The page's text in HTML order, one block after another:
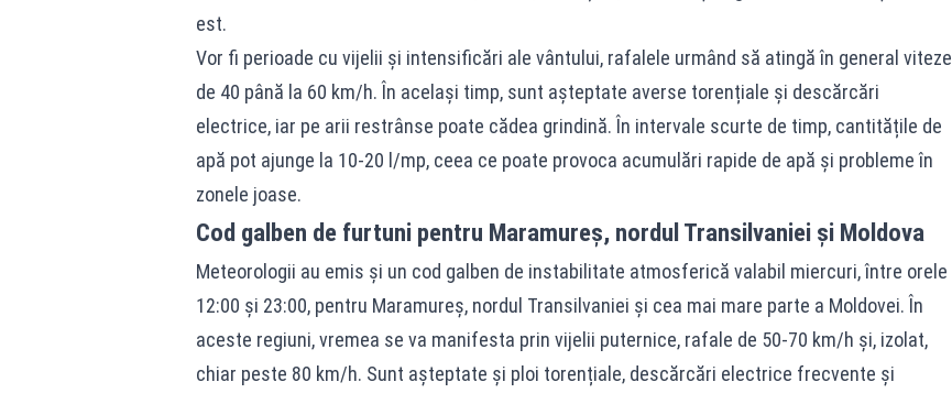
est.
Vor fi perioade cu vijelii și intensificări ale vântului, rafalele urmând să atingă în general viteze
de 40 până la 60 km/h. În același timp, sunt așteptate averse torențiale și descărcări
electrice, iar pe arii restrânse poate cădea grindină. În intervale scurte de timp, cantitățile de
apă pot ajunge la 10-20 l/mp, ceea ce poate provoca acumulări rapide de apă și probleme în
zonele joase.
Cod galben de furtuni pentru Maramureș, nordul Transilvaniei și Moldova
Meteorologii au emis și un cod galben de instabilitate atmosferică valabil miercuri, între orele
12:00 și 23:00, pentru Maramureș, nordul Transilvaniei și cea mai mare parte a Moldovei. În
aceste regiuni, vremea se va manifesta prin vijelii puternice, rafale de 50-70 km/h și, izolat,
chiar peste 80 km/h. Sunt așteptate și ploi torențiale, descărcări electrice frecvente și